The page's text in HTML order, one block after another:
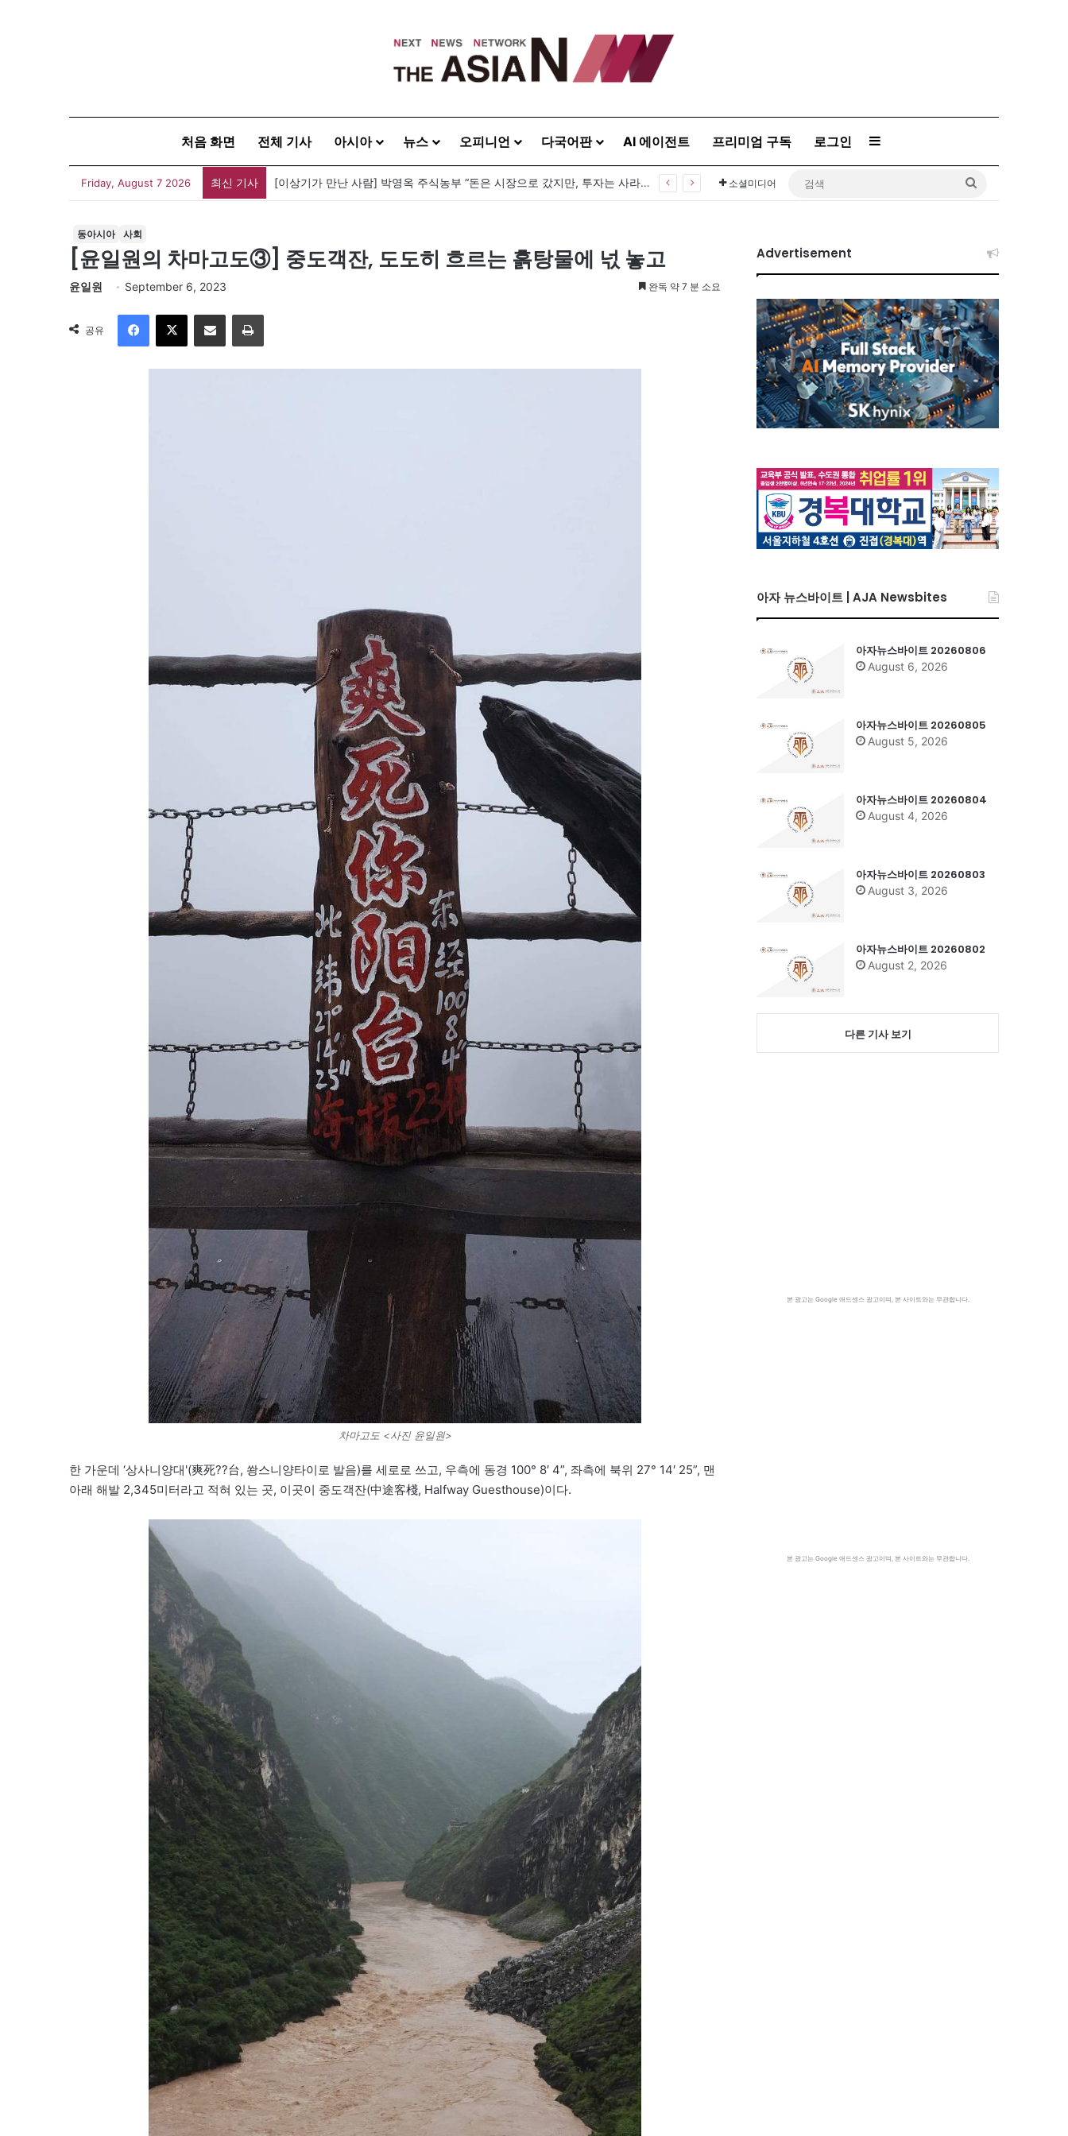
처음 화면 전체 기사 아시아 뉴스 오피니언 다국어판 AI 에이전트 프리미엄 구독 로그인 Sidebar
Friday, August 7 2026 최신 기사 [신간] 대통령의 등 뒤 1미터…“보이지 않는 자리에서 누구를 지킨다는 것” 소셜미디어
동아시아 사회
[윤일원의 차마고도③] 중도객잔, 도도히 흐르는 흙탕물에 넋 놓고
윤일원 September 6, 2023 완독 약 7 분 소요
공유
이메일
차마고도 <사진 윤일원>
한 가운데 ‘상사니양대'(爽死??台, 쐉스니양타이로 발음)를 세로로 쓰고, 우측에 동경 100° 8′ 4”, 좌측에 북위 27° 14′ 25”, 맨
아래 해발 2,345미터라고 적혀 있는 곳, 이곳이 중도객잔(中途客棧, Halfway Guesthouse)이다.
Advertisement
아자 뉴스바이트 | AJA Newsbites
아자뉴스바이트 20260806
August 6, 2026
아자뉴스바이트 20260805
August 5, 2026
아자뉴스바이트 20260804
August 4, 2026
아자뉴스바이트 20260803
August 3, 2026
아자뉴스바이트 20260802
August 2, 2026
다른 기사 보기
본 광고는 Google 애드센스 광고이며, 본 사이트와는 무관합니다.
본 광고는 Google 애드센스 광고이며, 본 사이트와는 무관합니다.